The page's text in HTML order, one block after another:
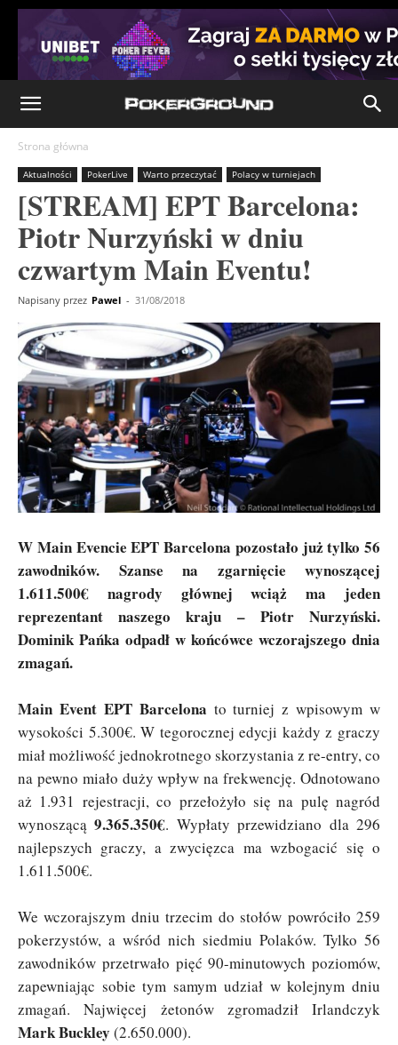
Strona główna
Aktualności PokerLive Warto przeczytać Polacy w turniejach
[STREAM] EPT Barcelona:
Piotr Nurzyński w dniu
czwartym Main Eventu!
Napisany przez Pawel - 31/08/2018
W Main Evencie EPT Barcelona pozostało już tylko 56
zawodników. Szanse na zgarnięcie wynoszącej
1.611.500€ nagrody głównej wciąż ma jeden
reprezentant naszego kraju – Piotr Nurzyński.
Dominik Pańka odpadł w końcówce wczorajszego dnia
zmagań.
Main Event EPT Barcelona to turniej z wpisowym w
wysokości 5.300€. W tegorocznej edycji każdy z graczy
miał możliwość jednokrotnego skorzystania z re-entry, co
na pewno miało duży wpływ na frekwencję. Odnotowano
aż 1.931 rejestracji, co przełożyło się na pulę nagród
wynoszącą9.365.350€. Wypłaty przewidziano dla 296
najlepszych graczy, a zwycięzca ma wzbogacić się o
1.611.500€.
We wczorajszym dniu trzecim do stołów powróciło 259
pokerzystów, a wśród nich siedmiu Polaków. Tylko 56
zawodników przetrwało pięć 90-minutowych poziomów,
zapewniając sobie tym samym udział w kolejnym dniu
zmagań. Najwięcej żetonów zgromadził Irlandczyk
Mark Buckley (2.650.000).